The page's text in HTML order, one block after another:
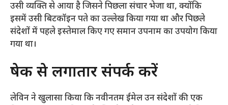
उसी व्यक्ति से आया है जिसने पिछला संचार भेजा था, क्योंकि
इसमें उसी बिटकॉइन पते का उल्लेख किया गया था और पिछले
संदेशों में पहले इस्तेमाल किए गए समान उपनाम का उपयोग किया
गया था।
प्रेषक से लगातार संपर्क करें
लेविन ने खुलासा किया कि नवीनतम ईमेल उन संदेशों की एक